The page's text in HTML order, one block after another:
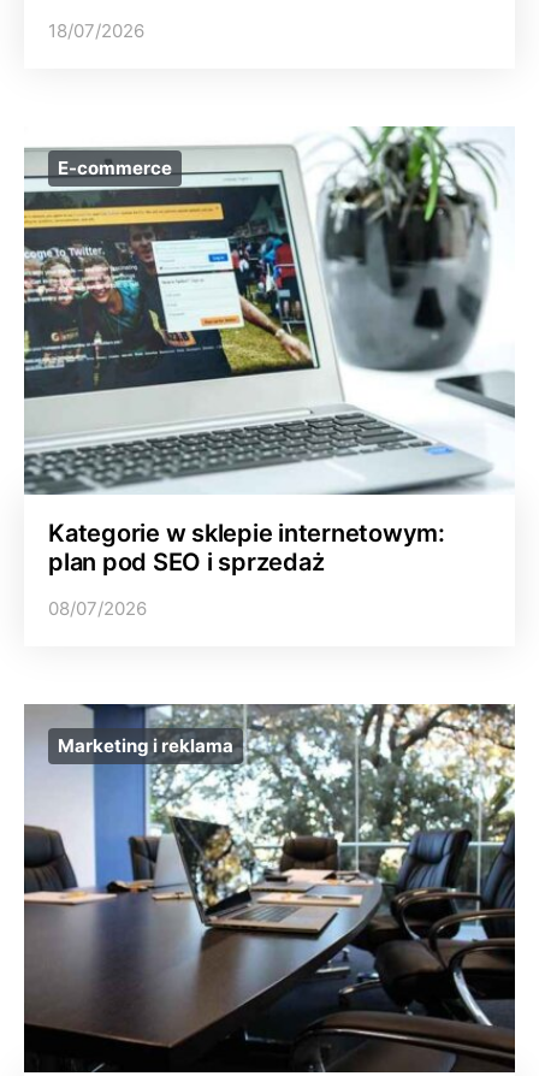
18/07/2026
E-commerce
Kategorie w sklepie internetowym:
plan pod SEO i sprzedaż
08/07/2026
Marketing i reklama